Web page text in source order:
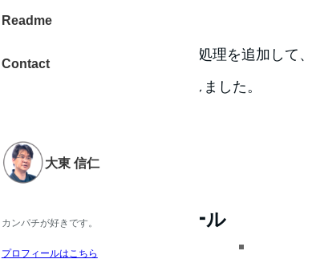
Readme
Contact
大東 信仁
カンパチが好きです。
プロフィールはこちら
2018-01-23 URLエンコードの処理を追加して
作しなくなっていたのを修正しました。
Feedly ボタン作成ツール